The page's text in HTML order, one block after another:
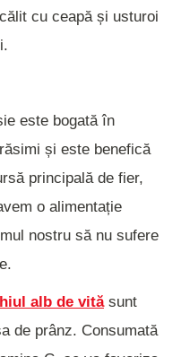
cu ceapă și usturoi
este bogată în
și este benefică
principală de fier,
o alimentație
nostru să nu sufere
alb de vităsunt
de prânz. Consumată